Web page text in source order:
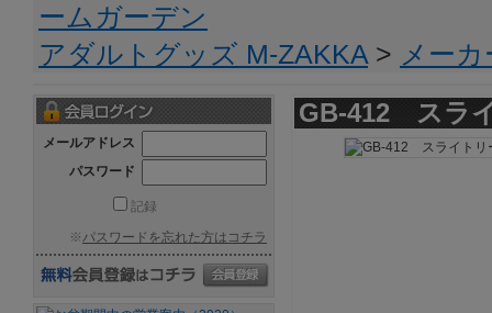
ームガーデン
アダルトグッズ M-ZAKKA > メー
GB-412 スラ
メールアドレス
パスワード
記録
※パスワードを忘れた方はコチラ